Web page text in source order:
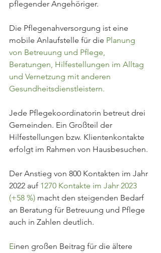
pflegender Angehöriger.
Die Pflegenahversorgung ist eine
mobile Anlaufstelle für die Planung
von Betreuung und Pflege,
Beratungen, Hilfestellungen im Alltag
und Vernetzung mit anderen
Gesundheitsdienstleistern.
Jede Pflegekoordinatorin betreut drei
Gemeinden. Ein Großteil der
Hilfestellungen bzw. Klientenkontakte
erfolgt im Rahmen von Hausbesuchen.
Der Anstieg von 800 Kontakten im Jahr
2022 auf 1270 Kontakte im Jahr 2023
(+58 %) macht den steigenden Bedarf
an Beratung für Betreuung und Pflege
auch in Zahlen deutlich.
Einen großen Beitrag für die ältere